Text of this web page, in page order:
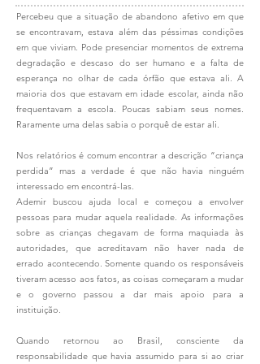
Percebeu que a situação de abandono afetivo em que
se encontravam, estava além das péssimas condições
em que viviam. Pode presenciar momentos de extrema
degradação e descaso do ser humano e a falta de
esperança no olhar de cada órfão que estava ali. A
maioria dos que estavam em idade escolar, ainda não
frequentavam a escola. Poucas sabiam seus nomes.
Raramente uma delas sabia o porquê de estar ali.
Nos relatórios é comum encontrar a descrição “criança
perdida” mas a verdade é que não havia ninguém
interessado em encontrá-las.
Ademir buscou ajuda local e começou a envolver
pessoas para mudar aquela realidade. As informações
sobre as crianças chegavam de forma maquiada às
autoridades, que acreditavam não haver nada de
errado acontecendo. Somente quando os responsáveis
tiveram acesso aos fatos, as coisas começaram a mudar
e o governo passou a dar mais apoio para a
instituição.
Quando retornou ao Brasil, consciente da
responsabilidade que havia assumido para si ao criar